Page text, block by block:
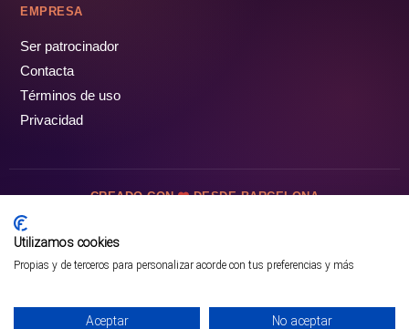
EMPRESA
Ser patrocinador
Contacta
Términos de uso
Privacidad
CREADO CON DESDE BARCELONA
Utilizamos cookies
Propias y de terceros para personalizar acorde con tus preferencias y más
Aceptar No aceptar